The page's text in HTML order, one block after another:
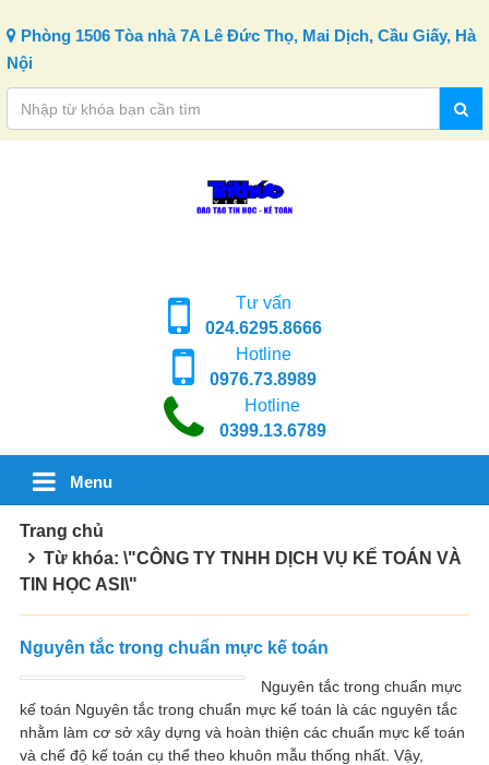
Phòng 1506 Tòa nhà 7A Lê Đức Thọ, Mai Dịch, Cầu Giấy, Hà
Nội
Tư vấn
024.6295.8666
Hotline
0976.73.8989
Hotline
0399.13.6789
Menu
Trang chủ
Từ khóa: \"CÔNG TY TNHH DỊCH VỤ KẾ TOÁN VÀ
TIN HỌC ASI\"
Nguyên tắc trong chuẩn mực kế toán
Nguyên tắc trong chuẩn mực
kế toán Nguyên tắc trong chuẩn mực kế toán là các nguyên tắc
nhằm làm cơ sở xây dựng và hoàn thiện các chuẩn mực kế toán
và chế độ kế toán cụ thể theo khuôn mẫu thống nhất. Vậy,